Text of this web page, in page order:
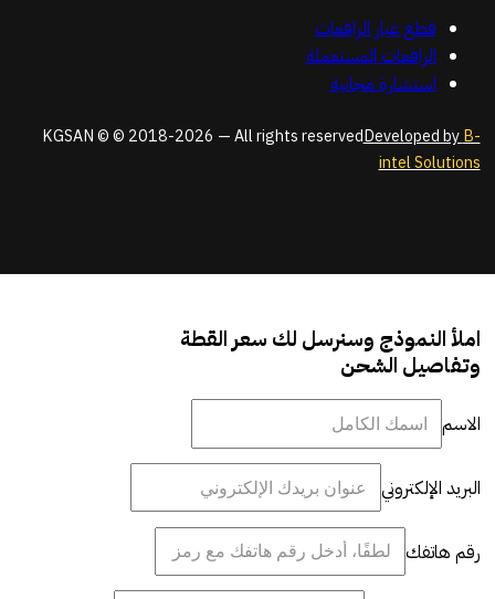
قطع غيار الرافعات
الرافعات المستعملة
استشارة مجانية
KGSAN © © 2018-2026 — All rights reservedDeveloped byB-
intel Solutions
املأ النموذج وسنرسل لك سعر القطة
وتفاصيل الشحن
الاسم
البريد الإلكتروني
رقم هاتفك